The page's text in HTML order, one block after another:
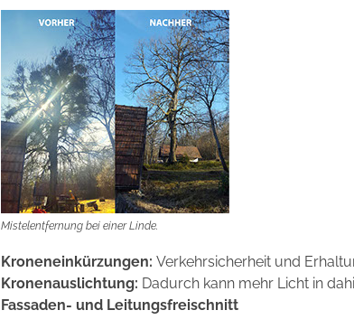
Mistelentfernung bei einer Linde.
Kroneneinkürzungen: Verkehrsicherheit und
Kronenauslichtung: Dadurch kann mehr Licht in
Fassaden- und Leitungsfreischnitt